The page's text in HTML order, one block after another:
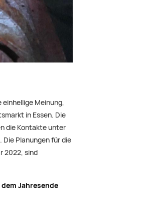
Meinung,
in Essen. Die
die Kontakte unter
Planungen für die
2022, sind
Jahresende